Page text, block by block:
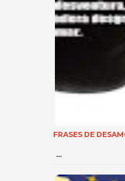
FRASES DE
…